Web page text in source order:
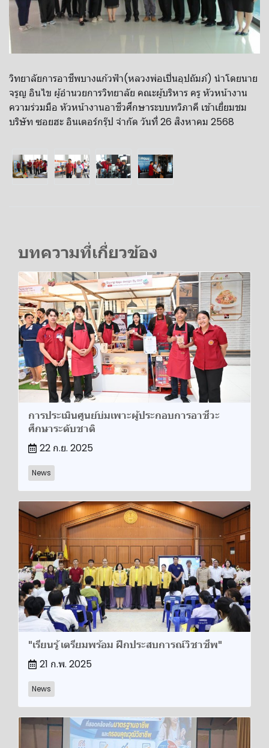
วิทยาลัยการอาชีพบางแก้วฟ้า(หลวงพ่อเปิ่นอุปถัมภ์) นำโดยนาย
จรูญ อินไข ผู้อำนวยการวิทยาลัย คณะผู้บริหาร ครู หัวหน้างาน
ความร่วมมือ หัวหน้างานอาชีวศึกษาระบบทวิภาคี เข้าเยี่ยมชม
บริษัท ซอยฮะ อินเตอร์กรุ๊ป จำกัด วันที่ 26 สิงหาคม 2568
บทความที่เกี่ยวข้อง
การประเมินศูนย์บ่มเพาะผู้ประกอบการอาชีวะ
ศึกษาระดับชาติ
22 ก.ย. 2025
News
"เรียนรู้ เตรียมพร้อม ฝึกประสบการณ์วิชาชีพ"
21 ก.พ. 2025
News